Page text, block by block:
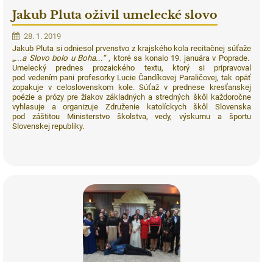
Jakub Pluta oživil umelecké slovo
28. 1. 2019
Jakub Pluta si odniesol prvenstvo z krajského kola recitačnej súťaže
„...a Slovo bolo u Boha...“ , ktoré sa konalo 19. januára v Poprade.
Umelecký prednes prozaického textu, ktorý si pripravoval
pod vedením pani profesorky Lucie Čandíkovej Paraličovej, tak opäť
zopakuje v celoslovenskom kole. Súťaž v prednese kresťanskej
poézie a prózy pre žiakov základných a stredných škôl každoročne
vyhlasuje a organizuje Združenie katolíckych škôl Slovenska
pod záštitou Ministerstvo školstva, vedy, výskumu a športu
Slovenskej republiky.